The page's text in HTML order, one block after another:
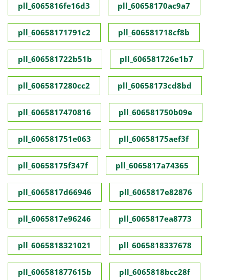
pll_6065816fe16d3 pll_60658170ac9a7
pll_60658171791c2 pll_606581718cf8b
pll_606581722b51b pll_606581726e1b7
pll_6065817280cc2 pll_60658173cd8bd
pll_6065817470816 pll_606581750b09e
pll_606581751e063 pll_60658175aef3f
pll_60658175f347f pll_6065817a74365
pll_6065817d66946 pll_6065817e82876
pll_6065817e96246 pll_6065817ea8773
pll_6065818321021 pll_6065818337678
pll_606581877615b pll_6065818bcc28f